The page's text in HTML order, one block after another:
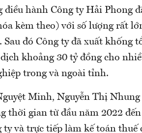
điều hành Công ty Hải Phong
kèm theo) với số lượng rất
đó Công ty đã xuất khống
khoảng 30 tỷ đồng cho
trong và ngoài tỉnh.
Minh, Nguyễn Thị
thời gian từ đầu năm 2022
và trực tiếp làm kế toán thuế